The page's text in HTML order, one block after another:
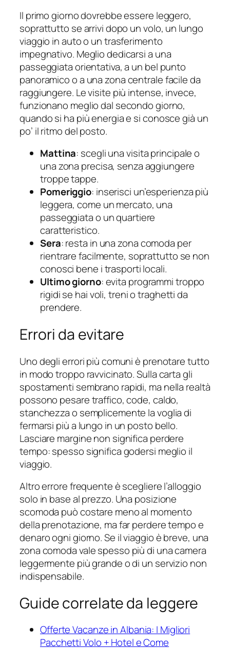
Il primo giorno dovrebbe essere leggero,
soprattutto se arrivi dopo un volo, un lungo
viaggio in auto o un trasferimento
impegnativo. Meglio dedicarsi a una
passeggiata orientativa, a un bel punto
panoramico o a una zona centrale facile da
raggiungere. Le visite più intense, invece,
funzionano meglio dal secondo giorno,
quando si ha più energia e si conosce già un
po’ il ritmo del posto.
Mattina: scegli una visita principale o
una zona precisa, senza aggiungere
troppe tappe.
Pomeriggio: inserisci un’esperienza più
leggera, come un mercato, una
passeggiata o un quartiere
caratteristico.
Sera: resta in una zona comoda per
rientrare facilmente, soprattutto se non
conosci bene i trasporti locali.
Ultimo giorno: evita programmi troppo
rigidi se hai voli, treni o traghetti da
prendere.
Errori da evitare
Uno degli errori più comuni è prenotare tutto
in modo troppo ravvicinato. Sulla carta gli
spostamenti sembrano rapidi, ma nella realtà
possono pesare traffico, code, caldo,
stanchezza o semplicemente la voglia di
fermarsi più a lungo in un posto bello.
Lasciare margine non significa perdere
tempo: spesso significa godersi meglio il
viaggio.
Altro errore frequente è scegliere l’alloggio
solo in base al prezzo. Una posizione
scomoda può costare meno al momento
della prenotazione, ma far perdere tempo e
denaro ogni giorno. Se il viaggio è breve, una
zona comoda vale spesso più di una camera
leggermente più grande o di un servizio non
indispensabile.
Guide correlate da leggere
Offerte Vacanze in Albania: I Migliori
Pacchetti Volo + Hotel e Come